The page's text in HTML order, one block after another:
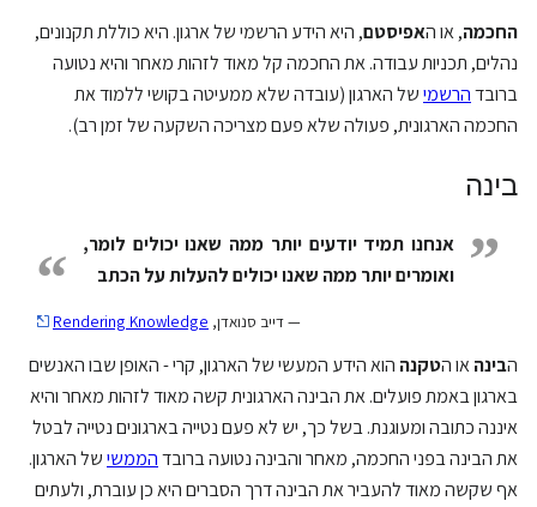
החכמה, או האפיסטם, היא הידע הרשמי של ארגון. היא כוללת תקנונים,
נהלים, תכניות עבודה. את החכמה קל מאוד לזהות מאחר והיא נטועה
ברובדהרשמישל הארגון (עובדה שלא ממעיטה בקושי ללמוד את
החכמה הארגונית, פעולה שלא פעם מצריכה השקעה של זמן רב).
בינה
”
אנחנו תמיד יודעים יותר ממה שאנו יכולים לומר,
ואומרים יותר ממה שאנו יכולים להעלות על הכתב
“
— דייב סנואדן, Rendering Knowledge
הבינהאו הטקנה הוא הידע המעשי של הארגון, קרי - האופן שבו האנשים
בארגון באמת פועלים. את הבינה הארגונית קשה מאוד לזהות מאחר והיא
איננה כתובה ומעוגנת. בשל כך, יש לא פעם נטייה בארגונים נטייה לבטל
את הבינה בפני החכמה, מאחר והבינה נטועה ברובדהממשישל הארגון.
אף שקשה מאוד להעביר את הבינה דרך הסברים היא כן עוברת, ולעתים